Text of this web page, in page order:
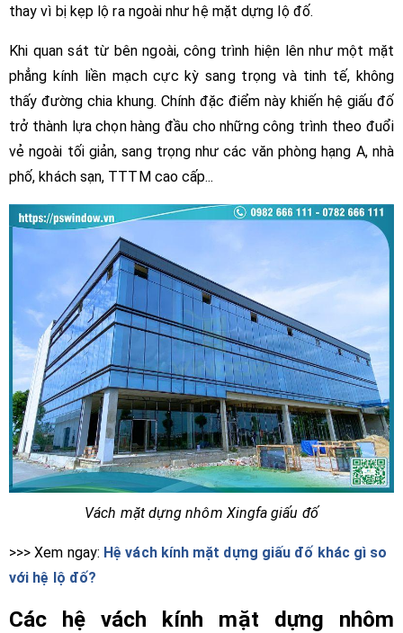
thay vì bị kẹp lộ ra ngoài như hệ mặt dựng lộ đố.
Khi quan sát từ bên ngoài, công trình hiện lên như một mặt
phẳng kính liền mạch cực kỳ sang trọng và tinh tế, không
thấy đường chia khung. Chính đặc điểm này khiến hệ giấu đố
trở thành lựa chọn hàng đầu cho những công trình theo đuổi
vẻ ngoài tối giản, sang trọng như các văn phòng hạng A, nhà
phố, khách sạn, TTTM cao cấp...
Vách mặt dựng nhôm Xingfa giấu đố
>>> Xem ngay: Hệ vách kính mặt dựng giấu đố khác gì so
với hệ lộ đố?
Các hệ vách kính mặt dựng nhôm